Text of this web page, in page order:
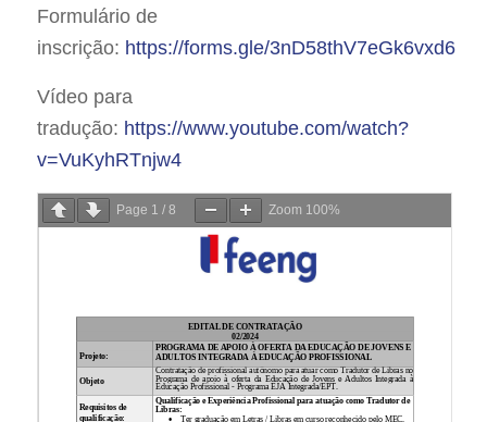
Formulário de
inscrição: https://forms.gle/3nD58thV7eGk6vxd6
Vídeo para
tradução: https://www.youtube.com/watch?
v=VuKyhRTnjw4
Page 1 / 8 Zoom 100%